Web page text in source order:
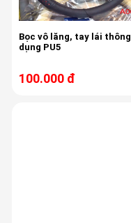
Bọc vô lăng, tay lái thông
dụng PU5
100.000 đ